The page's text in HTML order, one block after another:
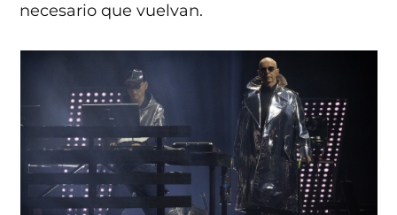
necesario que vuelvan.